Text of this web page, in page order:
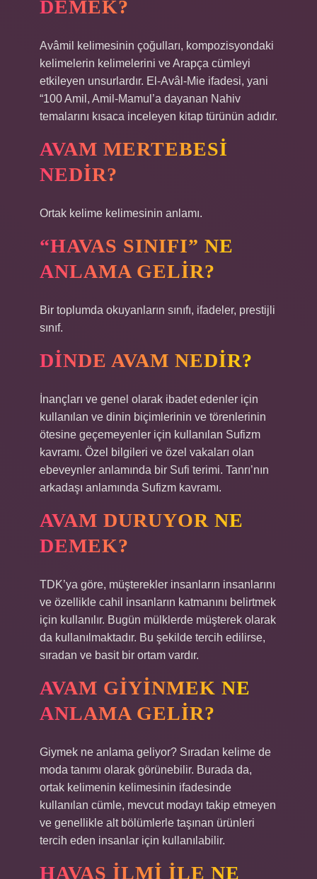
DEMEK?
Avâmil kelimesinin çoğulları, kompozisyondaki
kelimelerin kelimelerini ve Arapça cümleyi
etkileyen unsurlardır. El-Avâl-Mie ifadesi, yani
“100 Amil, Amil-Mamul’a dayanan Nahiv
temalarını kısaca inceleyen kitap türünün adıdır.
AVAM MERTEBESI
NEDIR?
Ortak kelime kelimesinin anlamı.
“HAVAS SINIFI” NE
ANLAMA GELIR?
Bir toplumda okuyanların sınıfı, ifadeler, prestijli
sınıf.
DINDE AVAM NEDIR?
İnançları ve genel olarak ibadet edenler için
kullanılan ve dinin biçimlerinin ve törenlerinin
ötesine geçemeyenler için kullanılan Sufizm
kavramı. Özel bilgileri ve özel vakaları olan
ebeveynler anlamında bir Sufi terimi. Tanrı’nın
arkadaşı anlamında Sufizm kavramı.
AVAM DURUYOR NE
DEMEK?
TDK’ya göre, müşterekler insanların insanlarını
ve özellikle cahil insanların katmanını belirtmek
için kullanılır. Bugün mülklerde müşterek olarak
da kullanılmaktadır. Bu şekilde tercih edilirse,
sıradan ve basit bir ortam vardır.
AVAM GIYINMEK NE
ANLAMA GELIR?
Giymek ne anlama geliyor? Sıradan kelime de
moda tanımı olarak görünebilir. Burada da,
ortak kelimenin kelimesinin ifadesinde
kullanılan cümle, mevcut modayı takip etmeyen
ve genellikle alt bölümlerle taşınan ürünleri
tercih eden insanlar için kullanılabilir.
HAVAS ILMI ILE NE